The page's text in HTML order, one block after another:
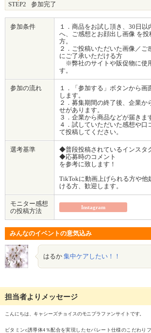
STEP2
参加完了
参加条件
１．商品をお試し頂き、30日以
へ、ご感想とお顔出し画像 を
方。
２．ご投稿いただいた画像／ご
にご了承いただける方
※弊社のサイトや販促物に使
す。
参加の流れ
１．「参加する」ボタンから画
します。
２．募集期間の終了後、企業か
せがあります。
３．企業から商品などが届きま
４．試していただいた感想や口
て投稿してください。
選考基準
◆普段投稿されているインスタ
◆応募時のコメント
を参考に致します！
TikTokに動画上げられる方や他
ける方、歓迎します。
モニター感想
の投稿方法
Instagram
みんなのイベントの意気込み
はるか 集中ケアしたい！！
担当者よりメッセージ
こんにちは、キャシーズチョイスのモニプラファンサイトです。
ビタミンc誘導体4％配合を実現したセパレート仕様のこだわり